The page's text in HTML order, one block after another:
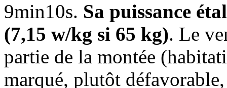
9min10s. Sa puissance
(7,15 w/kg si 65 kg). Le
partie de la montée
marqué, plutôt